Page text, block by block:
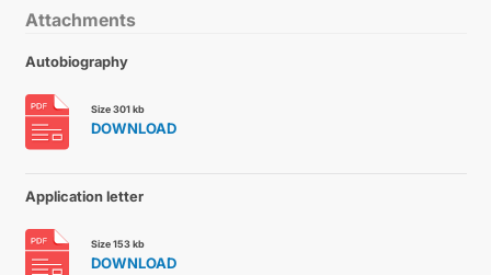
Attachments
Autobiography
Size 301 kb
DOWNLOAD
Application letter
Size 153 kb
DOWNLOAD